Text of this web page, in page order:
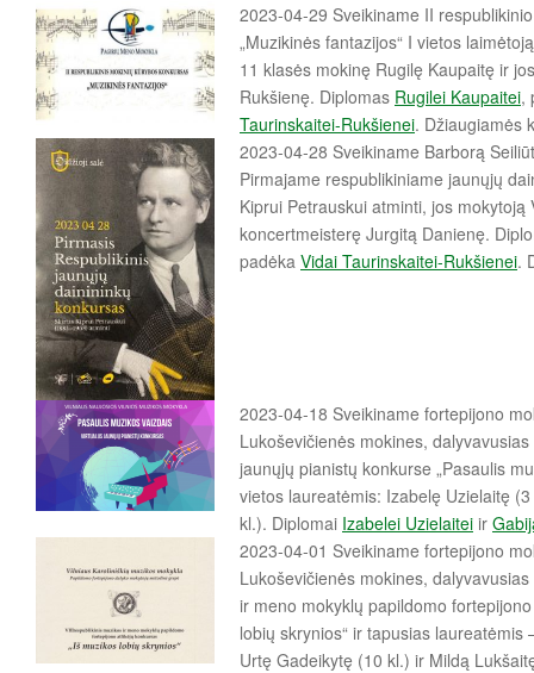
2023-04-29 Sveikiname II
„Muzikinės fantazijos“ I vietos
11 klasės mokinę Rugilę Kaupaitę ir
Rukšienę. Diplomas Rugilei Kaupaitei,
Taurinskaitei-Rukšienei. Džiaugiamės
2023-04-28 Sveikiname Barborą
Pirmajame respublikiniame jaunųjų
Kiprui Petrauskui atminti, jos
koncertmeisterę Jurgitą Danienę.
padėka Vidai Taurinskaitei-Rukšienei.
2023-04-18 Sveikiname fortepijono
Lukoševičienės mokines,
jaunųjų pianistų konkurse „Pasaulis
vietos laureatėmis: Izabelę Uzielaitę
kl.). Diplomai Izabelei Uzielaitei ir
2023-04-01 Sveikiname fortepijono
Lukoševičienės mokines,
ir meno mokyklų papildomo
lobių skrynios“ ir tapusias laureatėmis
Urtę Gadeikytę (10 kl.) ir Mildą